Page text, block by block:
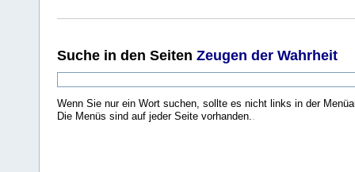
Suche in den Seiten Zeugen der Wahrheit
Wenn Sie nur ein Wort suchen, sollte es nicht links in der
Die Menüs sind auf jeder Seite vorhanden..